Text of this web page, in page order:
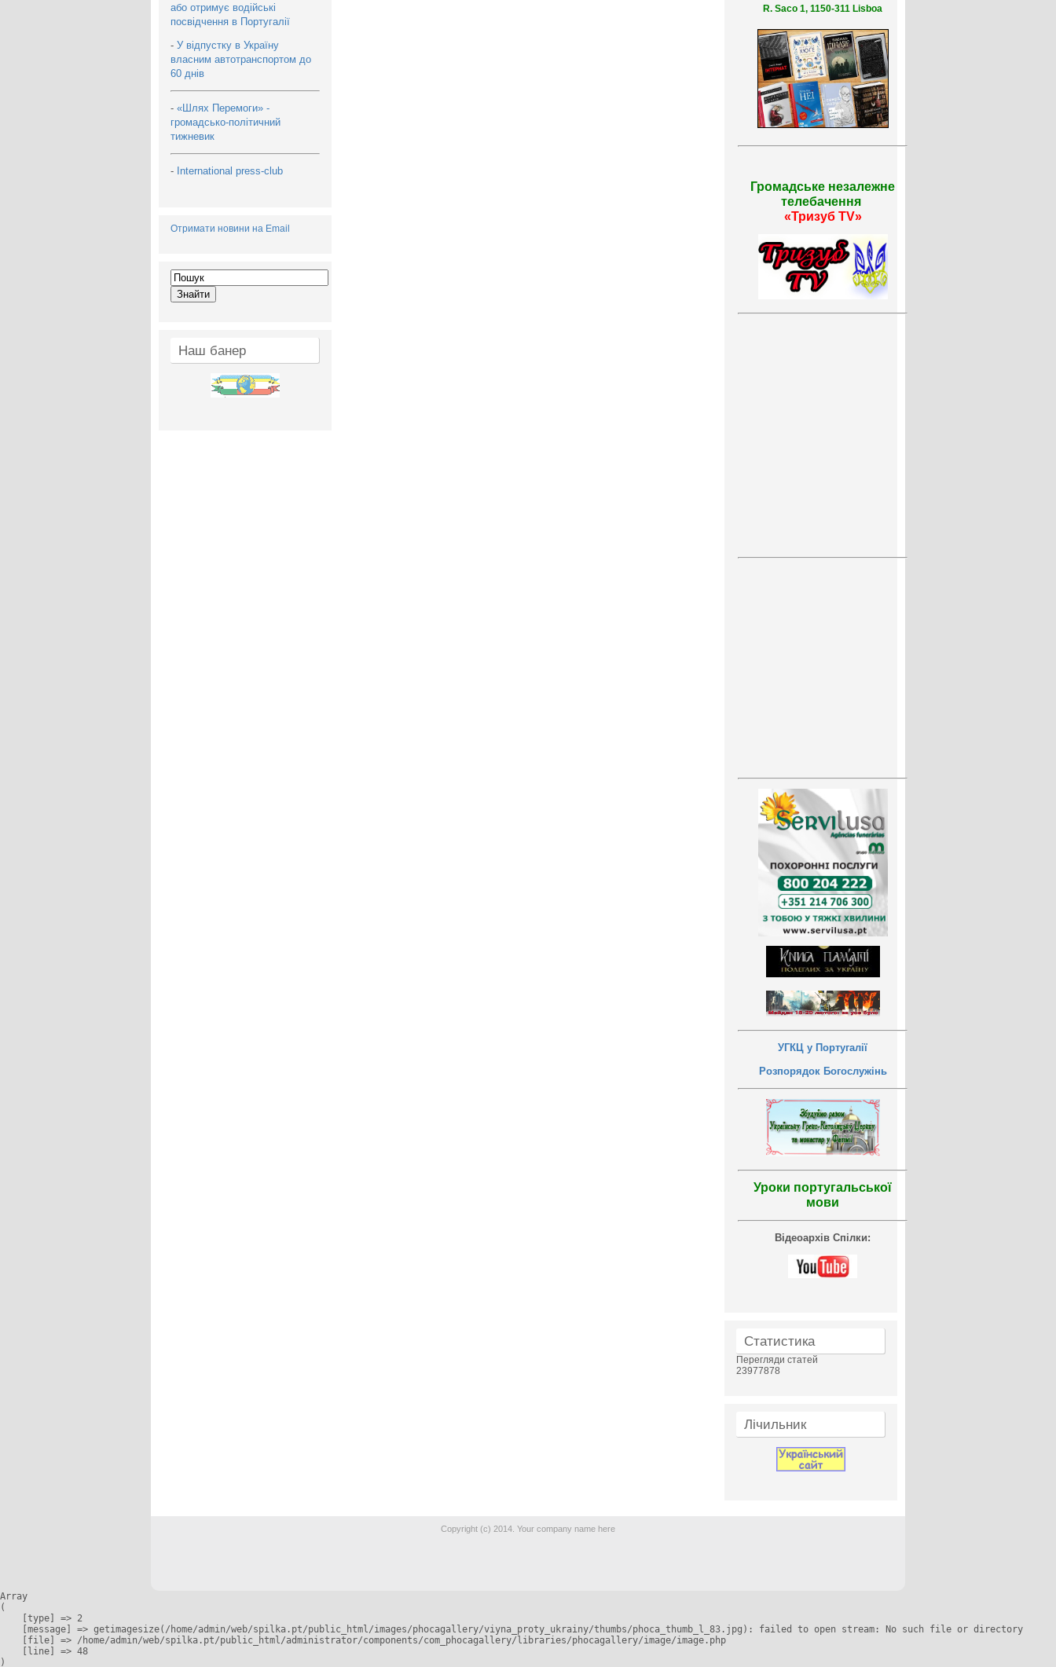
або отримує водійські
посвідчення в Португалії
- У відпустку в Україну
власним автотранспортом до
60 днів
- «Шлях Перемоги» -
громадсько-політичний
тижневик
- International press-club
Отримати новини на Email
Наш банер
R. Saco 1, 1150-311 Lisboa
Громадське незалежне
телебачення
«Тризуб TV»
УГКЦ у Португалії
Розпорядок Богослужінь
Уроки португальської
мови
Відеоархів Спілки:
Статистика
Перегляди статей
23977878
Лічильник
Copyright (c) 2014. Your company name here
Array
(
    [type] => 2
    [message] => getimagesize(/home/admin/web/spilka.pt/public_html/images/phocagallery/viyna_proty_ukrainy/thumbs/phoca_thumb_l_83.jpg): failed to open stream: No such file or directory
    [file] => /home/admin/web/spilka.pt/public_html/administrator/components/com_phocagallery/libraries/phocagallery/image/image.php
    [line] => 48